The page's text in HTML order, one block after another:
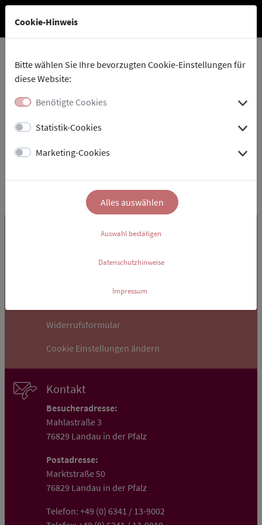
Cookie-Hinweis
Bitte wählen Sie Ihre bevorzugten Cookie-Einstellungen für
diese Website:
Benötigte Cookies
Statistik-Cookies
Marketing-Cookies
Impressum
Datenschutzhinweise
Auswahl bestätigen
Alles auswählen
Stadtholding
Rechtliches
Widerrufsformular
Cookie Einstellungen ändern
Kontakt
Besucheradresse:
Mahlastraße 3
76829 Landau in der Pfalz
Postadresse:
Marktstraße 50
76829 Landau in der Pfalz
Telefon: +49 (0) 6341 / 13-9002